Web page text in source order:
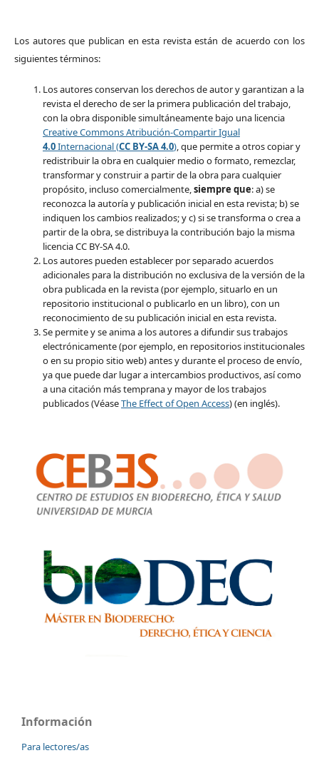
Los autores que publican en esta revista están de acuerdo con los
siguientes términos:
Los autores conservan los derechos de autor y garantizan a la
revista el derecho de ser la primera publicación del trabajo,
con la obra disponible simultáneamente bajo una licencia
Creative Commons Atribución-Compartir Igual
4.0Internacional (CC BY-SA 4.0), que permite a otros copiar y
redistribuir la obra en cualquier medio o formato, remezclar,
transformar y construir a partir de la obra para cualquier
propósito, incluso comercialmente,siempre que: a) se
reconozca la autoría y publicación inicial en esta revista; b) se
indiquen los cambios realizados; y c) si se transforma o crea a
partir de la obra, se distribuya la contribución bajo la misma
licencia CC BY-SA 4.0.
Los autores pueden establecer por separado acuerdos
adicionales para la distribución no exclusiva de la versión de la
obra publicada en la revista (por ejemplo, situarlo en un
repositorio institucional o publicarlo en un libro), con un
reconocimiento de su publicación inicial en esta revista.
Se permite y se anima a los autores a difundir sus trabajos
electrónicamente (por ejemplo, en repositorios institucionales
o en su propio sitio web) antes y durante el proceso de envío,
ya que puede dar lugar a intercambios productivos, así como
a una citación más temprana y mayor de los trabajos
publicados (VéaseThe Effect of Open Access) (en inglés).
Información
Para lectores/as